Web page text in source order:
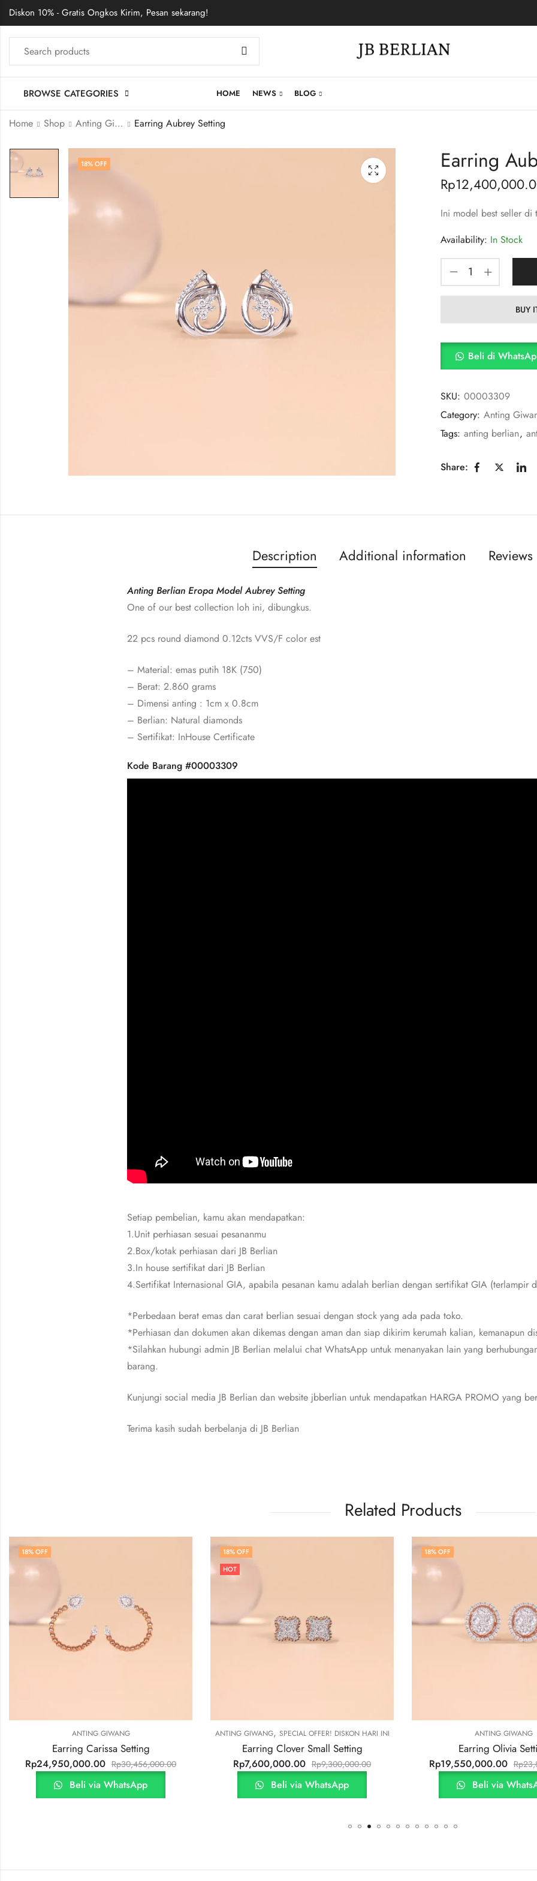
Diskon 10% - Gratis Ongkos Kirim, Pesan sekarang!
BROWSE CATEGORIES HOME NEWS BLOG
Home Shop Anting Giwang Earring Aubrey Setting
18% OFF Earring
Rp
Ini model best seller
Availability: In Stock
BUY
Beli di
SKU: 00003309
Category: Anting
Tags: anting berlian,
Share:
Description Additional information
Anting Berlian Eropa Model Aubrey Setting
One of our best collection loh ini, dibungkus.
22 pcs round diamond 0.12cts VVS/F color est
– Material: emas putih 18K (750)
– Berat: 2.860 grams
– Dimensi anting : 1cm x 0.8cm
– Berlian: Natural diamonds
– Sertifikat: InHouse Certificate
Kode Barang #00003309
Setiap pembelian, kamu akan mendapatkan:
1.Unit perhiasan sesuai pesananmu
2.Box/kotak perhiasan dari JB Berlian
3.In house sertifikat dari JB Berlian
4.Sertifikat Internasional GIA, apabila pesanan kamu adalah berlian dengan sertifikat GIA (terlampir
*Perbedaan berat emas dan carat berlian sesuai dengan stock yang ada pada toko.
*Perhiasan dan dokumen akan dikemas dengan aman dan siap dikirim kerumah kalian, kemanapun
*Silahkan hubungi admin JB Berlian melalui chat WhatsApp untuk menanyakan lain yang
barang.
Kunjungi social media JB Berlian dan website jbberlian untuk mendapatkan HARGA PROMO yang
Terima kasih sudah berbelanja di JB Berlian
Related Products
ANTING GIWANG,SPECIAL OFFER! DISKON HARI INI
Earring Clover Small Setting
Rp7,600,000.00 Rp9,300,000.00
Beli via WhatsApp
ANTING GIWANG
Earring Olivia Setting
Rp19,550,000.00 Rp23,870,000.00
Beli via WhatsApp
Earring
Rp
Beli